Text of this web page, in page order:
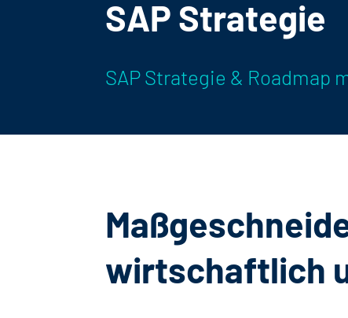
SAP Strategie
SAP Strategie & Roadmap
wirtschaftlich